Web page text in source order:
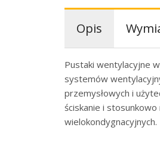
Opis
Pustaki wentylacyjne
systemów
przemysłowych i
ściskanie i
wielokondygnacyjnych.